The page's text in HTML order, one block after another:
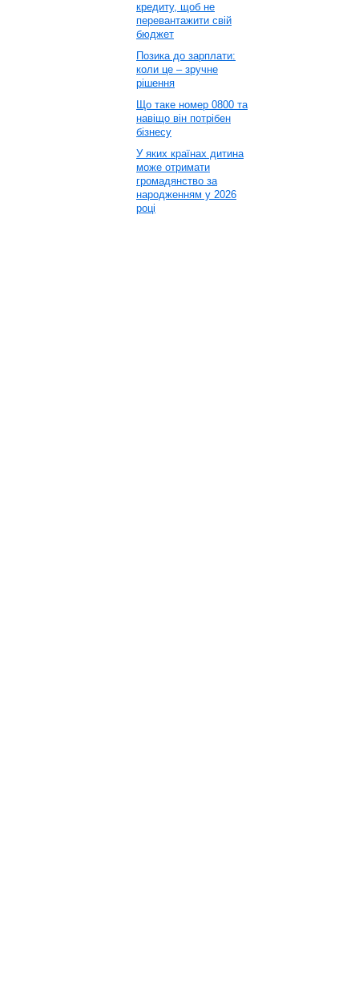
кредиту, щоб не
перевантажити свій
бюджет
Позика до зарплати:
коли це – зручне
рішення
Що таке номер 0800 та
навіщо він потрібен
бізнесу
У яких країнах дитина
може отримати
громадянство за
народженням у 2026
році